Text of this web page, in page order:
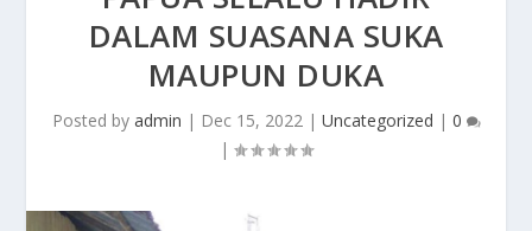
DALAM SUASANA SUKA
MAUPUN DUKA
Posted by admin | Dec 15, 2022| Uncategorized | 0
|